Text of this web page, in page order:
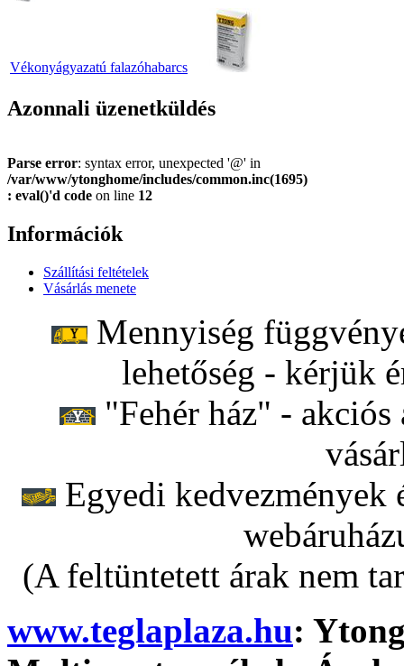
Vékonyágyazatú falazóhabarcs
Azonnali üzenetküldés
Parse error: syntax error, unexpected '@' in
/var/www/ytonghome/includes/common.inc(1695)
: eval()'d code on line 12
Információk
Szállítási feltételek
Vásárlás menete
Mennyiség
lehetőség - kérjük
"Fehér ház" - akciós
Egyedi kedvezmények
(A feltüntetett árak nem
www.teglaplaza.hu: